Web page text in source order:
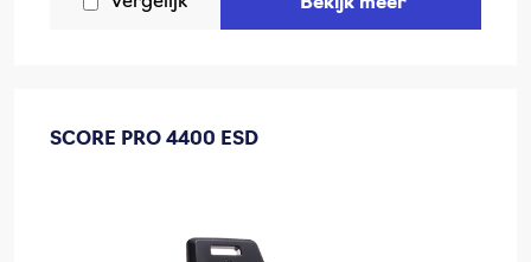
SCORE PRO 4400 ESD